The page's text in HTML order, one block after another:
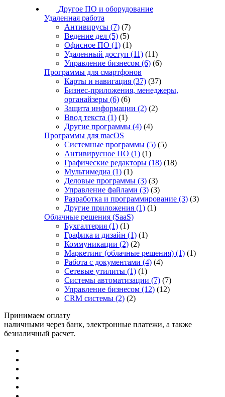
Другое ПО и оборудование
Удаленная работа
Антивирусы (7) (7)
Ведение дел (5) (5)
Офисное ПО (1) (1)
Удаленный доступ (11) (11)
Управление бизнесом (6) (6)
Программы для смартфонов
Карты и навигация (37) (37)
Бизнес-приложения, менеджеры,
органайзеры (6) (6)
Защита информации (2) (2)
Ввод текста (1) (1)
Другие программы (4) (4)
Программы для macOS
Системные программы (5) (5)
Антивирусное ПО (1) (1)
Графические редакторы (18) (18)
Мультимедиа (1) (1)
Деловые программы (3) (3)
Управление файлами (3) (3)
Разработка и программирование (3) (3)
Другие приложения (1) (1)
Облачные решения (SaaS)
Бухгалтерия (1) (1)
Графика и дизайн (1) (1)
Коммуникации (2) (2)
Маркетинг (облачные решения) (1) (1)
Работа с документами (4) (4)
Сетевые утилиты (1) (1)
Системы автоматизации (7) (7)
Управление бизнесом (12) (12)
CRM системы (2) (2)
Принимаем оплату
наличными через банк, электронные платежи, а также
безналичный расчет.